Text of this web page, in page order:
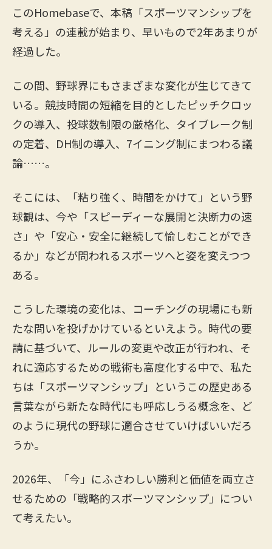
このHomebaseで、本稿「スポーツマンシップを
考える」の連載が始まり、早いもので2年あまりが
経過した。
この間、野球界にもさまざまな変化が生じてきて
いる。競技時間の短縮を目的としたピッチクロッ
クの導入、投球数制限の厳格化、タイブレーク制
の定着、DH制の導入、7イニング制にまつわる議
論……。
そこには、「粘り強く、時間をかけて」という野
球観は、今や「スピーディーな展開と決断力の速
さ」や「安心・安全に継続して愉しむことができ
るか」などが問われるスポーツへと姿を変えつつ
ある。
こうした環境の変化は、コーチングの現場にも新
たな問いを投げかけているといえよう。時代の要
請に基づいて、ルールの変更や改正が行われ、そ
れに適応するための戦術も高度化する中で、私た
ちは「スポーツマンシップ」というこの歴史ある
言葉ながら新たな時代にも呼応しうる概念を、ど
のように現代の野球に適合させていけばいいだろ
うか。
2026年、「今」にふさわしい勝利と価値を両立さ
せるための「戦略的スポーツマンシップ」につい
て考えたい。